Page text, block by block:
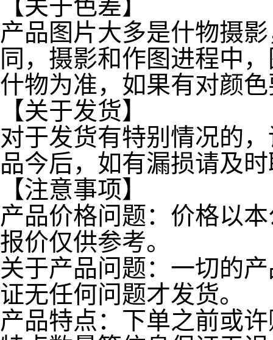
【关于色差】
产品图片大多是什物摄
同，摄影和作图进程中
什物为准，如果有对颜
【关于发货】
对于发货有特别情况的
品今后，如有漏损请及
【注意事项】
产品价格问题：价格以
报价仅供参考。
关于产品问题：一切的
证无任何问题才发货。
产品特点：下单之前或